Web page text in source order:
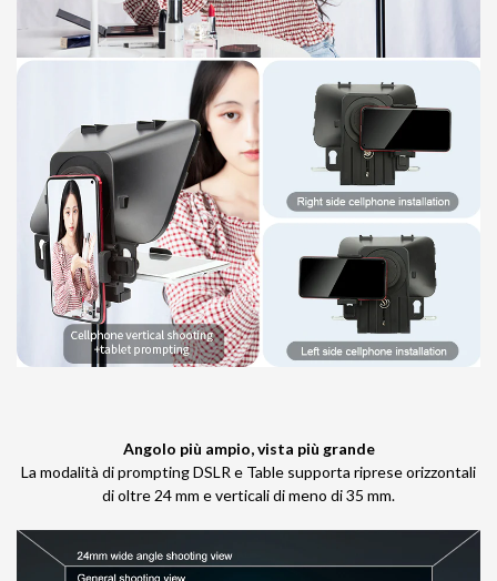
Angolo più ampio, vista più grande
La modalità di prompting DSLR e Table supporta riprese orizzontali
di oltre 24 mm e verticali di meno di 35 mm.